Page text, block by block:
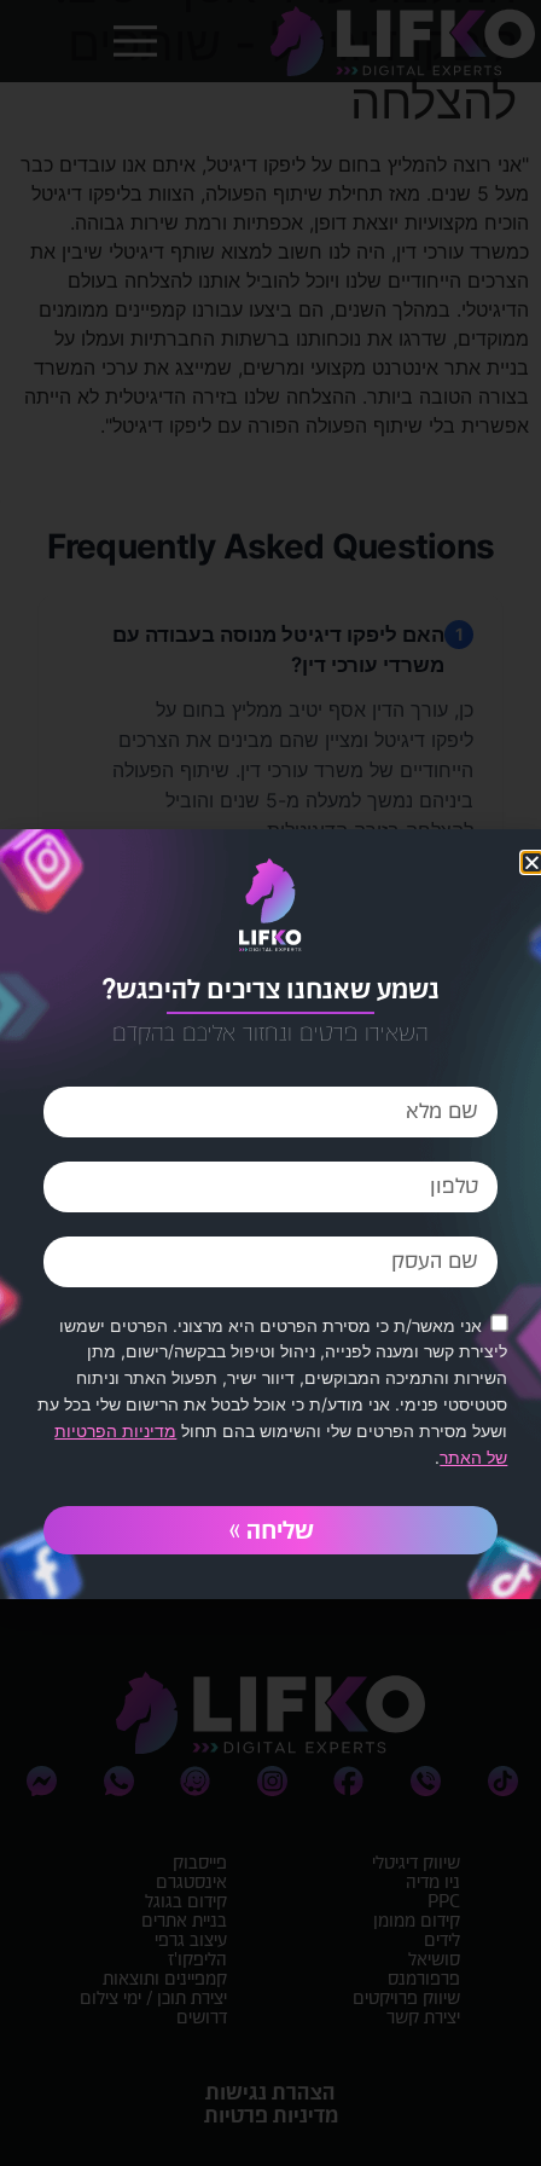
ליפקו דיגיטל - שותפים
להצלחה
"אני רוצה להמליץ בחום על ליפקו דיגיטל, איתם אנו עובדים כבר
מעל 5 שנים. מאז תחילת שיתוף הפעולה, הצוות בליפקו דיגיטל
הוכיח מקצועיות יוצאת דופן, אכפתיות ורמת שירות גבוהה.
כמשרד עורכי דין, היה לנו חשוב למצוא שותף דיגיטלי שיבין את
הצרכים הייחודיים שלנו ויוכל להוביל אותנו להצלחה בעולם
הדיגיטלי. במהלך השנים, הם ביצעו עבורנו קמפיינים ממומנים
ממוקדים, שדרגו את נוכחותנו ברשתות החברתיות ועמלו על
בניית אתר אינטרנט מקצועי ומרשים, שמייצג את ערכי המשרד
בצורה הטובה ביותר. ההצלחה שלנו בזירה הדיגיטלית לא הייתה
אפשרית בלי שיתוף הפעולה הפורה עם ליפקו דיגיטל".
Frequently Asked Questions
1
האם ליפקו דיגיטל מנוסה בעבודה עם
משרדי עורכי דין?
כן, עורך הדין אסף יטיב ממליץ בחום על
ליפקו דיגיטל ומציין שהם מבינים את הצרכים
הייחודיים של משרד עורכי דין. שיתוף הפעולה
ביניהם נמשך למעלה מ-5 שנים והוביל
להצלחה בזירה הדיגיטלית.
אילו שירותי שיווק דיגיטלי ליפקו דיגיטל
מספקת למשרדי עורכי דין?
ליפקו דיגיטל ביצעה עבור משרד עורכי הדין
קמפיינים ממומנים ממוקדים, שדרגה את
אינטרנט מקצועי ומרשים. שירותים אלו נועדו
להוביל להצלחה דיגיטלית.
דיגיטל?
יוצאת הדופן, האכפתיות ורמת השירות
הגבוהה של צוות ליפקו דיגיטל. הם הוכיחו את
יכולתם להוביל את המשרד להצלחה בעולם
הדיגיטלי.
שיווק דיגיטלי
ניו מדיה
PPC
קידום ממומן
לידים
סושיאל
פרפורמנס
שיווק פרויקטים
יצירת קשר
פייסבוק
אינסטגרם
קידום בגוגל
בניית אתרים
עיצוב גרפי
הליפקו'ז
קמפיינים ותוצאות
יצירת תוכן / ימי צילום
דרושים
הצהרת נגישות
מדיניות פרטיות
נשמע שאנחנו צריכים להיפגש?
השאירו פרטים ונחזור אליכם בהקדם
אני מאשר/ת כי מסירת הפרטים היא מרצוני. הפרטים ישמשו
ליצירת קשר ומענה לפנייה, ניהול וטיפול בבקשה/רישום, מתן
השירות והתמיכה המבוקשים, דיוור ישיר, תפעול האתר וניתוח
סטטיסטי פנימי. אני מודע/ת כי אוכל לבטל את הרישום שלי בכל עת
ושעל מסירת הפרטים שלי והשימוש בהם תחול מדיניות הפרטיות
של האתר.
שליחה »